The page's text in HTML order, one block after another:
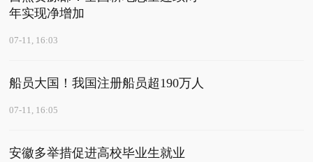
年实现净增加
07-11, 16:03
船员大国！我国注册船员超190万人
07-11, 16:05
安徽多举措促进高校毕业生就业